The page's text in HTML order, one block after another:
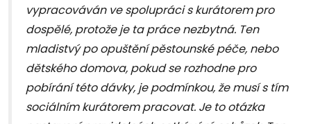
vypracováván ve spolupráci s kurátorem pro
dospělé, protože je ta práce nezbytná. Ten
mladistvý po opuštění pěstounské péče, nebo
dětského domova, pokud se rozhodne pro
pobírání této dávky, je podmínkou, že musí s tím
sociálním kurátorem pracovat. Je to otázka